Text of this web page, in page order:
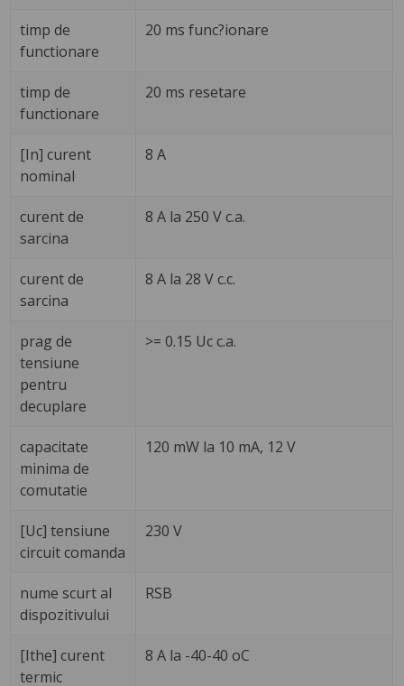
timp de
functionare
20 ms func?ionare
timp de
functionare
20 ms resetare
[In] curent
nominal
8 A
curent de
sarcina
8 A la 250 V c.a.
curent de
sarcina
8 A la 28 V c.c.
prag de
tensiune
pentru
decuplare
>= 0.15 Uc c.a.
capacitate
minima de
comutatie
120 mW la 10 mA, 12 V
[Uc] tensiune
circuit comanda
230 V
nume scurt al
dispozitivului
RSB
[Ithe] curent
termic
8 A la -40-40 oC